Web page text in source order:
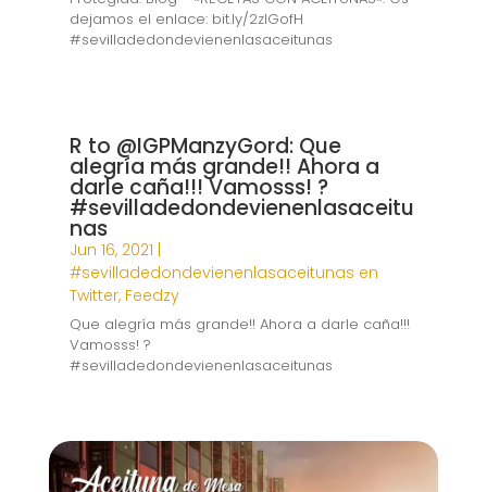
dejamos el enlace: bit.ly/2zIGofH
#sevilladedondevienenlasaceitunas
R to @IGPManzyGord: Que
alegría más grande!! Ahora a
darle caña!!! Vamosss! ?
#sevilladedondevienenlasaceitu
nas
Jun 16, 2021
#sevilladedondevienenlasaceitunas en
Twitter, Feedzy
Que alegría más grande!! Ahora a darle caña!!!
Vamosss! ?
#sevilladedondevienenlasaceitunas